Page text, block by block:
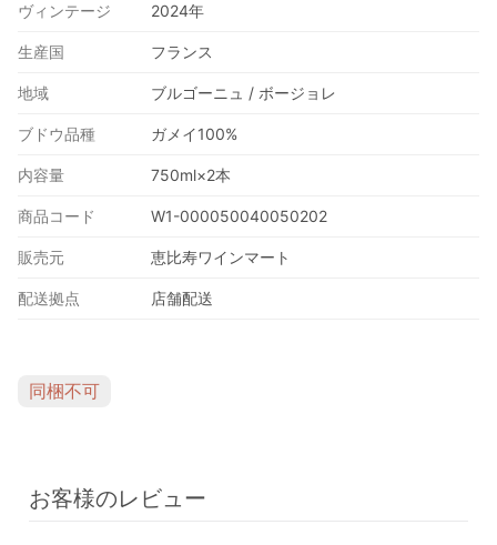
ヴィンテージ 2024年
生産国 フランス
地域 ブルゴーニュ / ボージョレ
ブドウ品種 ガメイ100%
内容量 750ml×2本
商品コード W1-000050040050202
販売元 恵比寿ワインマート
配送拠点 店舗配送
同梱不可
お客様のレビュー